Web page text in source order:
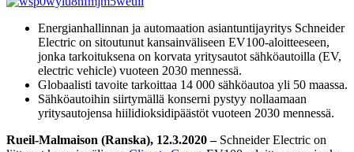
Energianhallinnan ja automaation asiantuntijayritys Schneider
Electric on sitoutunut kansainväliseen EV100-aloitteeseen,
jonka tarkoituksena on korvata yritysautot sähköautoilla (EV,
electric vehicle) vuoteen 2030 mennessä.
Globaalisti tavoite tarkoittaa 14 000 sähköautoa yli 50 maassa.
Sähköautoihin siirtymällä konserni pystyy nollaamaan
yritysautojensa hiilidioksidipäästöt vuoteen 2030 mennessä.
Rueil-Malmaison (Ranska), 12.3.2020 – Schneider Electric on